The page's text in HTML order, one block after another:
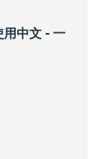
中文 - 一